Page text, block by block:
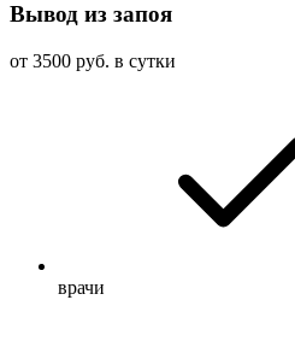
Вывод из запоя
от 3500 руб. в сутки
врачи